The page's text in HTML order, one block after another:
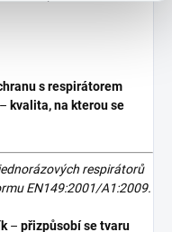
s respirátorem
– kvalita, na kterou se
respirátorů
EN149:2001/A1:2009.
– přizpůsobí se tvaru